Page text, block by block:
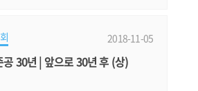
남극해 수역의 해양생물자원을
로 이용하기 위해 1982년에 설립된
고기류와 크릴류 등을 관리 ** 주요국
2018-11-05
30년 | 앞으로 30년 후 (상)